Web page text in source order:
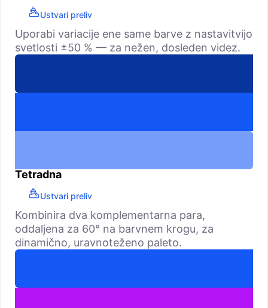
Ustvari preliv
Uporabi variacije ene same barve z nastavitvijo
svetlosti ±50 % — za nežen, dosleden videz.
Tetradna
Ustvari preliv
Kombinira dva komplementarna para,
oddaljena za 60° na barvnem krogu, za
dinamično, uravnoteženo paleto.